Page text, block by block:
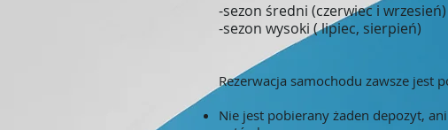
-sezon średni (czerwiec i wrzesień)
-sezon wysoki ( lipiec, sierpień)
Rezerwacja samochodu zawsze jest
Nie jest pobierany żaden depozyt,